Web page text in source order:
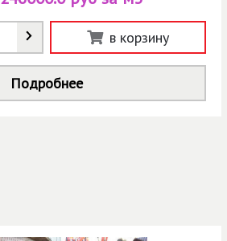
в корзину
Подробнее